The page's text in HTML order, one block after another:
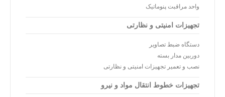
واحد مراقبت پنوماتیک
تجهیزات امنیتی و نظارتی
دستگاه ضبط تصاویر
دوربین مدار بسته
نصب و تعمیر تجهیزات امنیتی و نظارتی
تجهیزات خطوط انتقال مواد و نیرو